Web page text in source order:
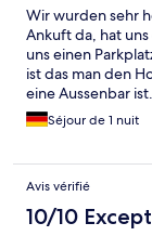
Wir wurden sehr
Ankuft da, hat
uns einen
ist das man den
eine Aussenbar
einen jede volle
die Altstadt bringt.
Séjour de 1 nuit
Avis vérifié
10/10